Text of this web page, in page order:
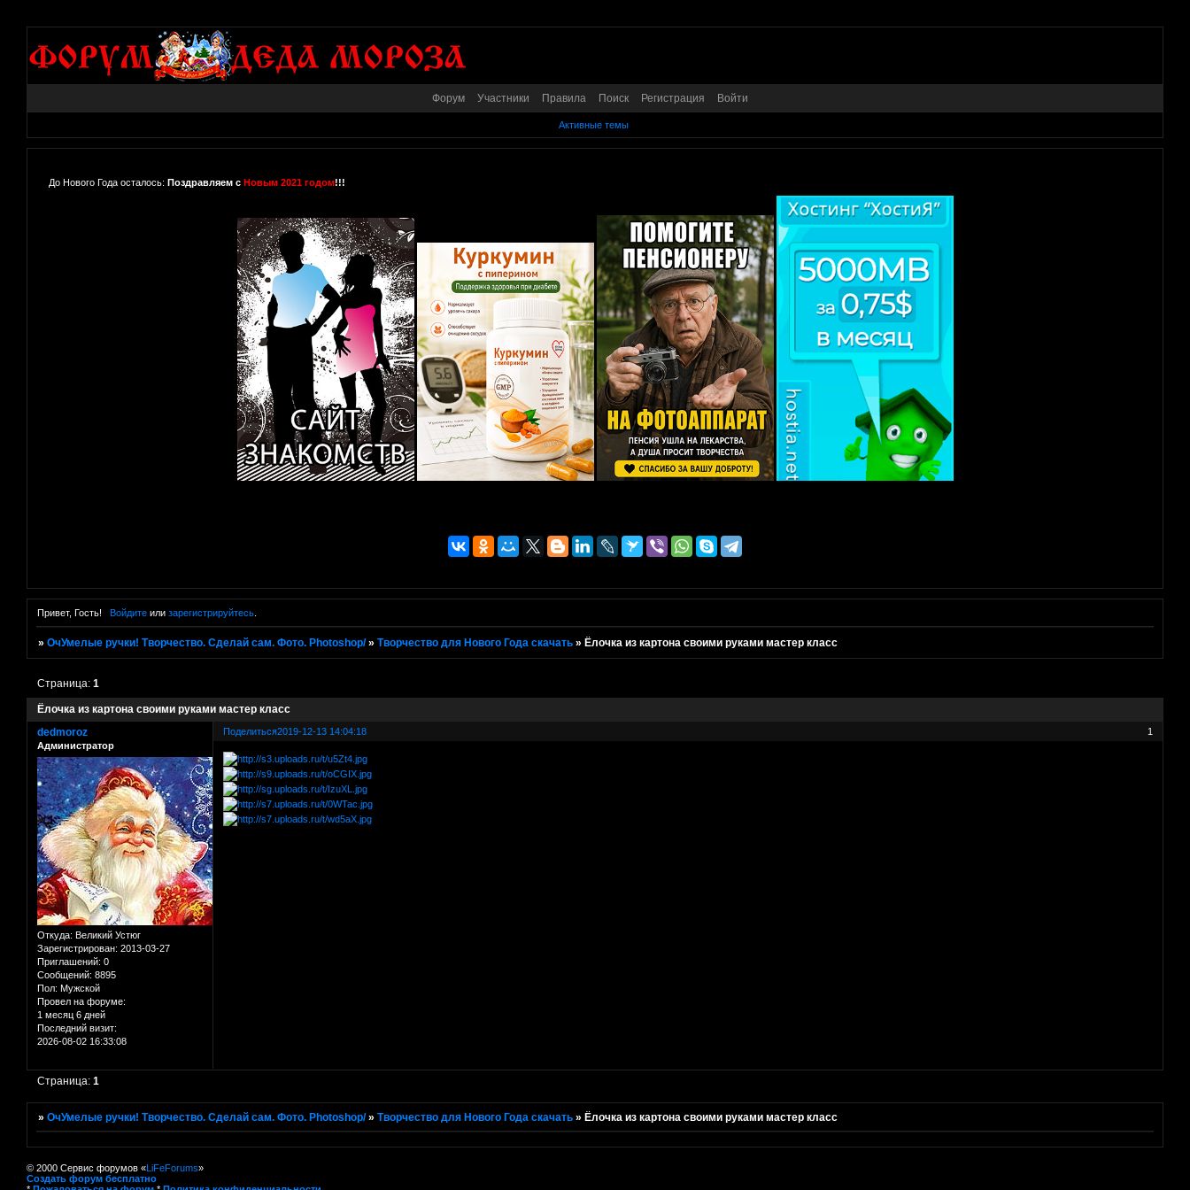
Форум Участники Правила Поиск Регистрация Войти
Активные темы
До Нового Года осталось: Поздравляем с Новым 2021 годом!!!
Привет, Гость! Войдитеили зарегистрируйтесь.
»ОчУмелые ручки! Творчество. Сделай сам. Фото. Photoshop/ »Творчество для Нового Года скачать » Ёлочка из картона своими руками мастер класс
Ёлочка из картона своими руками мастер класс
Страница:1
Поделиться 1
2019-12-13 14:04:18
dedmoroz
Администратор
Откуда: Великий Устюг
Зарегистрирован: 2013-03-27
Приглашений: 0
Сообщений: 8895
Пол: Мужской
Провел на форуме:
1 месяц 6 дней
Последний визит:
2026-08-02 16:33:08
Страница:1
»ОчУмелые ручки! Творчество. Сделай сам. Фото. Photoshop/ »Творчество для Нового Года скачать » Ёлочка из картона своими руками мастер класс
© 2000 Сервис форумов «LiFeForums»
Создать форум бесплатно